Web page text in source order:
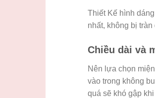
Thiết Kế hình
nhất, không bị
Chiều dài và
Nên lựa chọn
vào trong không
quá sẽ khó gập